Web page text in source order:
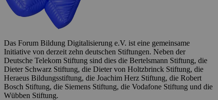
Das Forum Bildung Digitalisierung e.V. ist eine gemeinsame
Initiative von derzeit zehn deutschen Stiftungen. Neben der
Deutsche Telekom Stiftung sind dies die Bertelsmann Stiftung, die
Dieter Schwarz Stiftung, die Dieter von Holtzbrinck Stiftung, die
Heraeus Bildungsstiftung, die Joachim Herz Stiftung, die Robert
Bosch Stiftung, die Siemens Stiftung, die Vodafone Stiftung und die
Wübben Stiftung.